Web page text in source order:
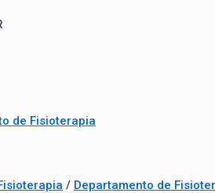
de Fisioterapia
/ Departamento de